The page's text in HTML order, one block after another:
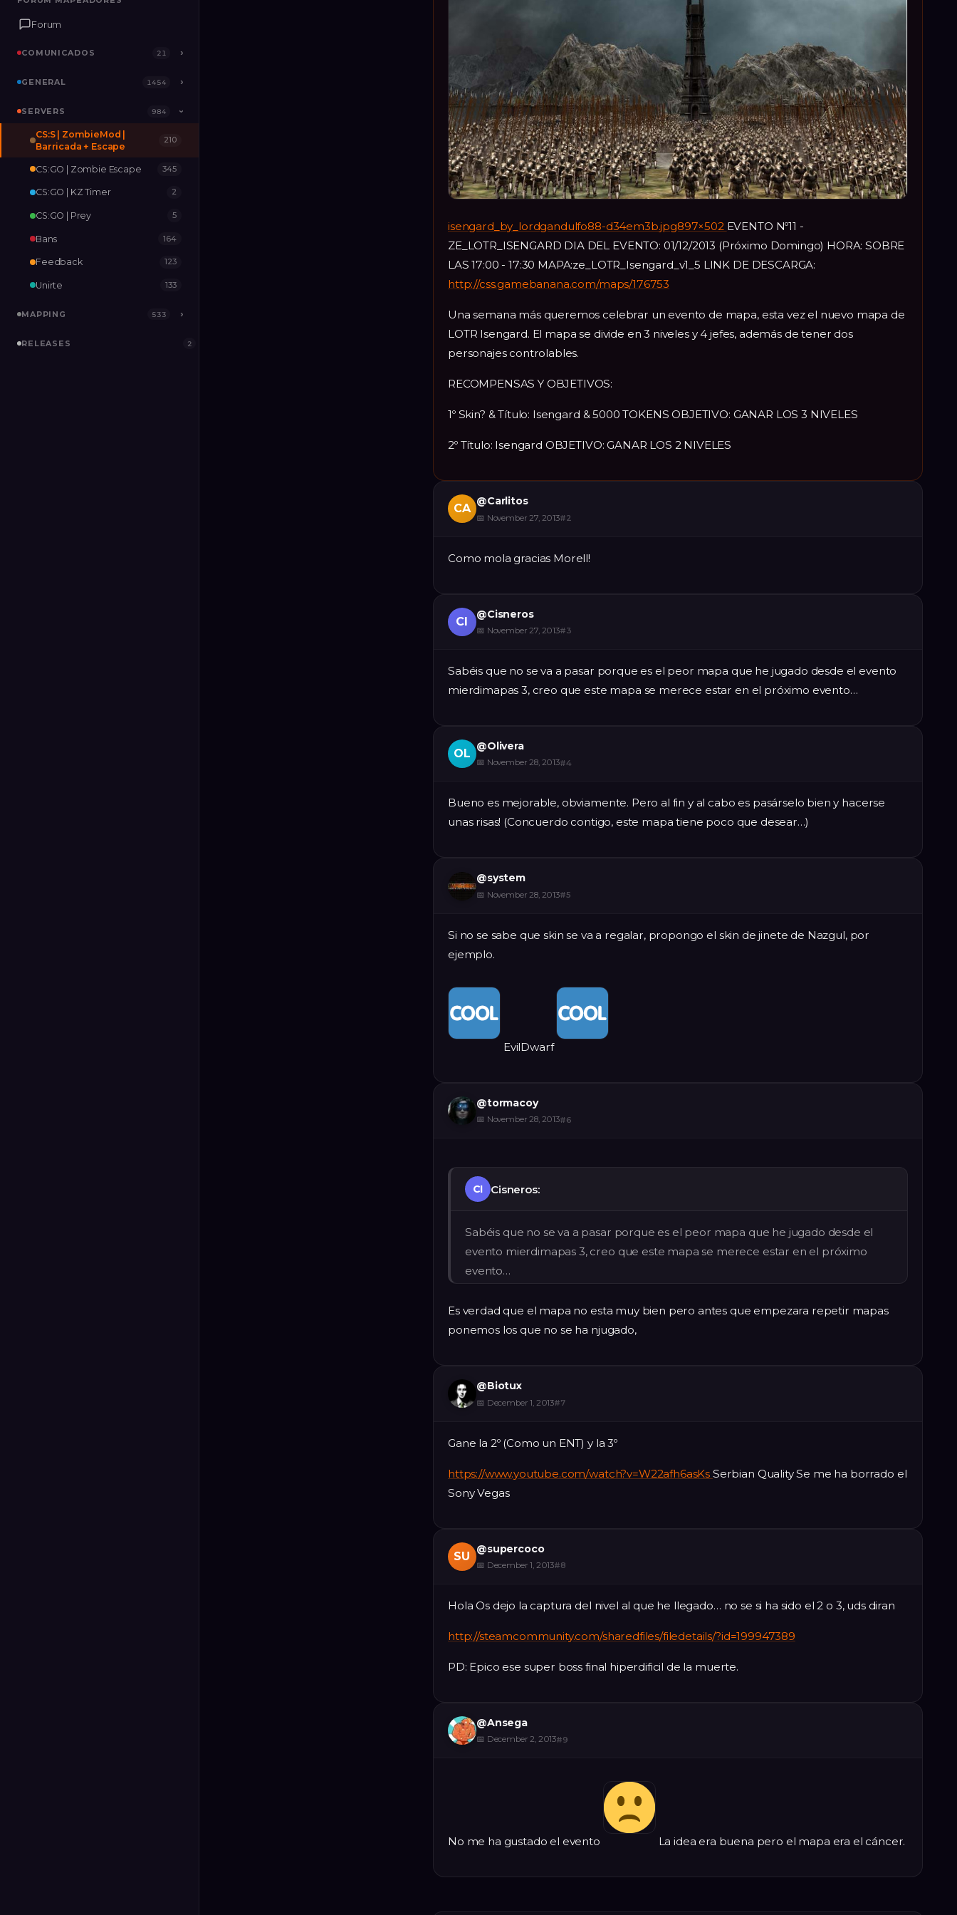
Forum
COMUNICADOS 21 ›
GENERAL 1454 ›
SERVERS 984 ›
MAPPING 533
RELEASES
Forum
COMUNICADOS 21 ›
GENERAL 1454 ›
SERVERS 984 ›
CS:S | ZombieMod |
Barricada + Escape
210
CS:GO | Zombie Escape 345
CS:GO | KZ Timer 2
CS:GO | Prey 5
Bans 164
Feedback 123
Unirte 133
MAPPING 533 ›
RELEASES 2
isengard_by_lordgandulfo88-d34em3b.jpg897×502 EVENTO Nº11 -
ZE_LOTR_ISENGARD DIA DEL EVENTO: 01/12/2013 (Próximo Domingo) HORA: SOBRE
LAS 17:00 - 17:30 MAPA:ze_LOTR_Isengard_v1_5 LINK DE DESCARGA:
http://css.gamebanana.com/maps/176753
Una semana más queremos celebrar un evento de mapa, esta vez el nuevo mapa de
LOTR Isengard. El mapa se divide en 3 niveles y 4 jefes, además de tener dos
personajes controlables.
RECOMPENSAS Y OBJETIVOS:
1º Skin? & Título: Isengard & 5000 TOKENS OBJETIVO: GANAR LOS 3 NIVELES
2º Título: Isengard OBJETIVO: GANAR LOS 2 NIVELES
CA
@Carlitos
📅 November 27, 2013#2
Como mola gracias Morell!
CI
@Cisneros
📅 November 27, 2013#3
Sabéis que no se va a pasar porque es el peor mapa que he jugado desde el evento
mierdimapas 3, creo que este mapa se merece estar en el próximo evento…
OL
@Olivera
📅 November 28, 2013#4
Bueno es mejorable, obviamente. Pero al fin y al cabo es pasárselo bien y hacerse
unas risas! (Concuerdo contigo, este mapa tiene poco que desear…)
@system
📅 November 28, 2013#5
Si no se sabe que skin se va a regalar, propongo el skin de jinete de Nazgul, por
ejemplo.
EvilDwarf
@tormacoy
📅 November 28, 2013#6
CI Cisneros:
Sabéis que no se va a pasar porque es el peor mapa que he jugado desde el
evento mierdimapas 3, creo que este mapa se merece estar en el próximo
evento…
Es verdad que el mapa no esta muy bien pero antes que empezara repetir mapas
ponemos los que no se ha njugado,
@Biotux
📅 December 1, 2013#7
Gane la 2º (Como un ENT) y la 3º
https://www.youtube.com/watch?v=W22afh6asKs Serbian Quality Se me ha borrado el
Sony Vegas
SU
@supercoco
📅 December 1, 2013#8
Hola Os dejo la captura del nivel al que he llegado… no se si ha sido el 2 o 3, uds diran
http://steamcommunity.com/sharedfiles/filedetails/?id=199947389
PD: Epico ese super boss final hiperdificil de la muerte.
@Ansega
📅 December 2, 2013#9
No me ha gustado el evento La idea era buena pero el mapa era el cáncer.